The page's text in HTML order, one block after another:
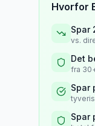
Hvorfor
Spar
vs.
Det
fra
Spar
Spar